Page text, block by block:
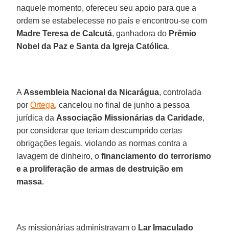
naquele momento, ofereceu seu apoio para que a
ordem se estabelecesse no país e encontrou-se com
Madre Teresa de Calcutá, ganhadora do Prêmio
Nobel da Paz e Santa da Igreja Católica.
A Assembleia Nacional da Nicarágua, controlada
porOrtega, cancelou no final de junho a pessoa
jurídica da Associação Missionárias da Caridade,
por considerar que teriam descumprido certas
obrigações legais, violando as normas contra a
lavagem de dinheiro, ofinanciamento do terrorismo
e a proliferação de armas de destruição em
massa.
As missionárias administravam o Lar Imaculado